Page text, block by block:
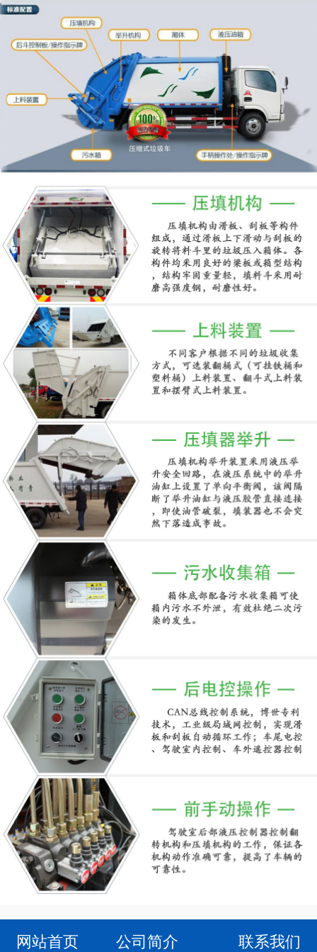
网站首页 公司简介 联系我们